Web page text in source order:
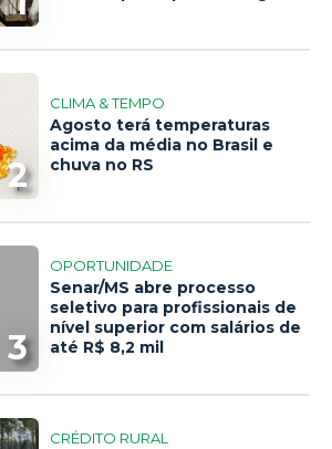
2
CLIMA & TEMPO
Agosto terá temperaturas
acima da média no Brasil e
chuva no RS
3
OPORTUNIDADE
Senar/MS abre processo
seletivo para profissionais de
nível superior com salários de
até R$ 8,2 mil
CRÉDITO RURAL